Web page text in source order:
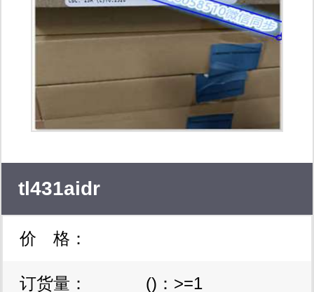
提供全方位的ic 电子元器件产品 嵌入
式微处理器系统、开发工具、dsp信号
处理器、 滤波器、模数转换器、高性
能运放、非易失存储器、射频和微波电
储器、闪速存储器、红外线传讯发射接
收器、运算放大器、无线电通讯、键盘
及输入器件、电源及马达、控制线路、
可编程逻辑器件、 pld可编程门阵列、
tl431aidr
价 格：
订货量： ()：>=1